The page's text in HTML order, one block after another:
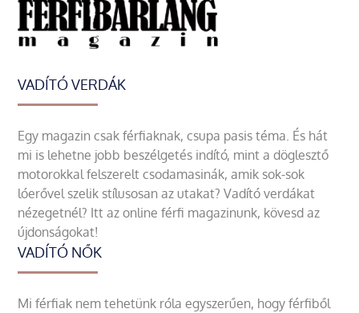
VADÍTÓ VERDÁK
Egy magazin csak férfiaknak, csupa pasis téma. És hát
mi is lehetne jobb beszélgetés indító, mint a döglesztő
motorokkal felszerelt csodamasinák, amik sok-sok
lóerővel szelik stílusosan az utakat? Vadító verdákat
nézegetnél? Itt az online férfi magazinunk, kövesd az
újdonságokat!
VADÍTÓ NŐK
Mi férfiak nem tehetünk róla egyszerűen, hogy férfiből